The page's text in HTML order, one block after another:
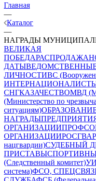
Главная
—
Каталог
—
НАГРАДЫ
ВЕЛИКАЯ
ПОБЕДАРАСПРОДАЖА
ДАТЫ
ЛИЧНОСТИВС
СНГКАЗАЧЕСТВОМВД
(Министерство по
ситуациям)
НАГРАДЫ
ОРГАНИЗАЦИИ
ОРГАНИЗАЦИИ
нацгвардии)СУДЕБНЫЙ
ПРИСТАВЫ
(Следственный комитет)
система)ФСО,